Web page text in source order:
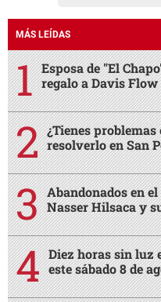
MÁS LEÍDAS
Esposa de "El
regalo a Davis
¿Tienes
resolverlo en San
Abandonados en
Nasser Hilsaca y
Diez horas sin luz
este sábado 8 de